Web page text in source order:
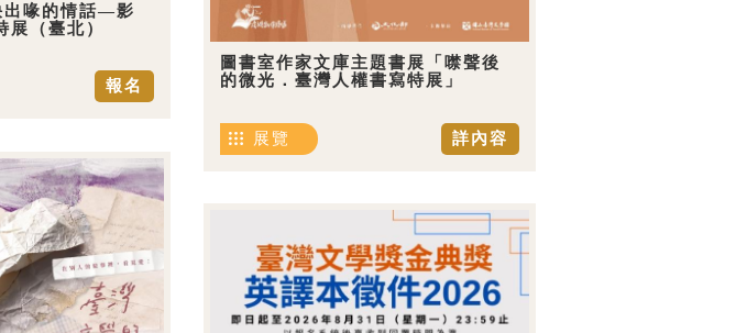
出喙的情話—影
（臺北）
報名
圖書室作家文庫主題書展「噤聲後
的微光．臺灣人權書寫特展」
詳內容
展覽